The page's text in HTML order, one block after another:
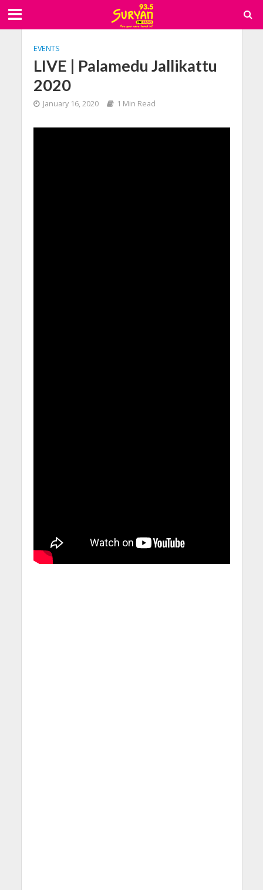
EVENTS
LIVE | Palamedu Jallikattu
2020
January 16, 2020 1 Min Read